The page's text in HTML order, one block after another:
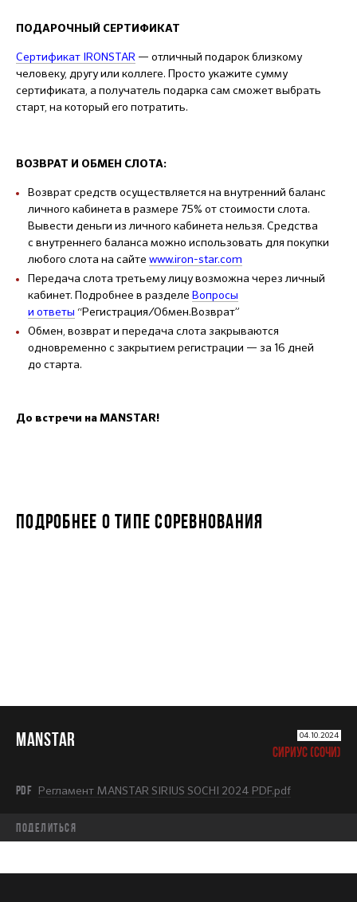
ПОДАРОЧНЫЙ СЕРТИФИКАТ
Сертификат IRONSTAR — отличный подарок близкому
человеку, другу или коллеге. Просто укажите сумму
сертификата, а получатель подарка сам сможет выбрать
старт, на который его потратить.
ВОЗВРАТ И ОБМЕН СЛОТА:
Возврат средств осуществляется на внутренний баланс
личного кабинета в размере 75% от стоимости слота.
Вывести деньги из личного кабинета нельзя. Средства
с внутреннего баланса можно использовать для покупки
любого слота на сайте www.iron-star.com
Передача слота третьему лицу возможна через личный
кабинет. Подробнее в разделе Вопросы
и ответы “Регистрация/Обмен.Возврат”
Обмен, возврат и передача слота закрываются
одновременно с закрытием регистрации — за 16 дней
до старта.
До встречи на MANSTAR!
ПОДРОБНЕЕ О ТИПЕ СОРЕВНОВАНИЯ
MANSTAR 04.10.2024
СИРИУС (СОЧИ)
PDF Регламент MANSTAR SIRIUS SOCHI 2024 PDF.pdf
Поделиться